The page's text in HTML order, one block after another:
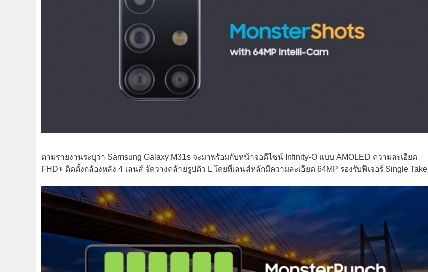
ตามรายงานระบุว่า Samsung Galaxy M31s จะมาพร้อมกับหน้าจอดีไซน์ Infinity-O แบบ AMOLED ความละเอียด
FHD+ ติดตั้งกล้องหลัง 4 เลนส์ จัดวางคล้ายรูปตัว L โดยที่เลนส์หลักมีความละเอียด 64MP รองรับฟีเจอร์ Single Take